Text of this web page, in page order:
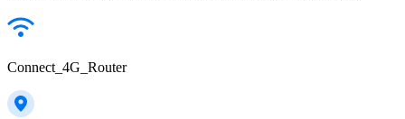
Connect_4G_Router